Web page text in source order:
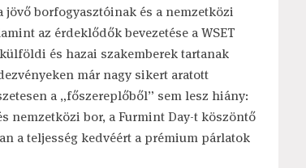
borfogyasztóinak és a nemzetközi
az érdeklődők bevezetése a WSET
és hazai szakemberek tartanak
már nagy sikert aratott
a „főszereplőből” sem lesz hiány:
nemzetközi bor, a Furmint Day-t köszöntő
a teljesség kedvéért a prémium párlatok